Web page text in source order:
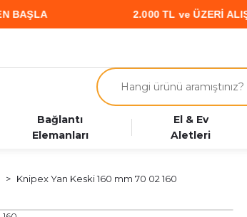
2.000 TL ve ÜZERİ ALIŞVERİŞLERDE
Bağlantı
Elemanları
El & Ev
Aletleri
Knipex Yan Keski 160 mm 70 02 160